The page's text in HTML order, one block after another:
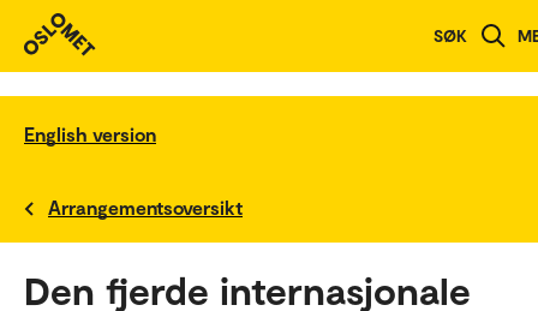
SØK
English version
Arrangementsoversikt
Den fjerde internasjonale